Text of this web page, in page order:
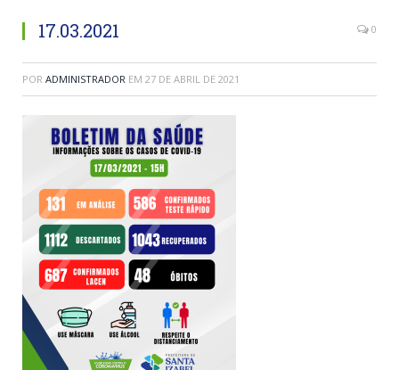
17.03.2021 0
POR ADMINISTRADOR EM 27 DE ABRIL DE 2021